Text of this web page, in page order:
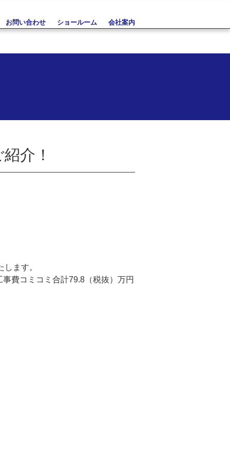
お問い合わせ ショールーム 会社案内
介！
ます。
費コミコミ合計79.8（税抜）万円